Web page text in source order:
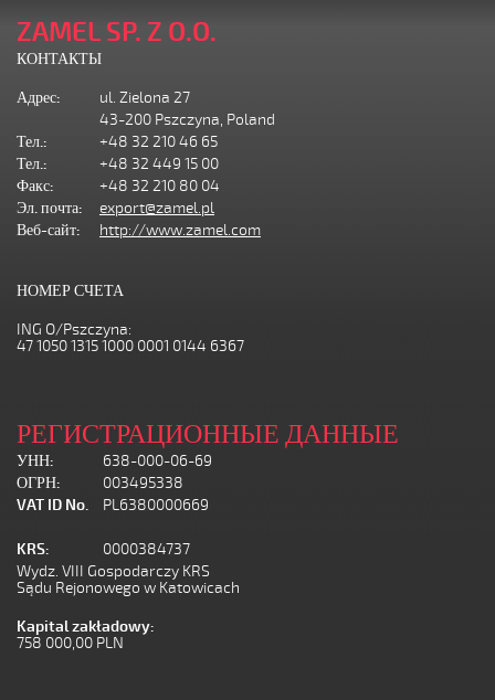
ZAMEL SP. Z O.O.
КОНТАКТЫ
Адрес:
ul. Zielona 27
43-200 Pszczyna, Poland
Тел.:
+48 32 210 46 65
Тел.:
+48 32 449 15 00
Факс:
+48 32 210 80 04
Эл. почта:
export@zamel.pl
Веб-сайт:
http://www.zamel.com
НОМЕР СЧЕТА
ING O/Pszczyna:
47 1050 1315 1000 0001 0144 6367
РЕГИСТРАЦИОННЫЕ ДАННЫЕ
УНН:
638-000-06-69
ОГРН:
003495338
VAT ID No.
PL6380000669
KRS:
0000384737
Wydz. VIII Gospodarczy KRS
Sądu Rejonowego w Katowicach
Kapital zakładowy:
758 000,00 PLN